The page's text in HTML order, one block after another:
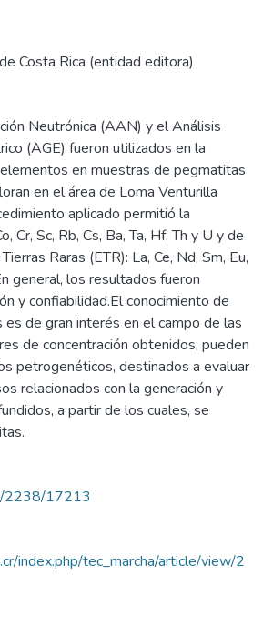
Costa Rica (entidad editora)
Neutrónica (AAN) y el Análisis
(AGE) fueron utilizados en la
en muestras de pegmatitas
en el área de Loma Venturilla
aplicado permitió la
Cr, Sc, Rb, Cs, Ba, Ta, Hf, Th y U y de
Raras (ETR): La, Ce, Nd, Sm, Eu,
general, los resultados fueron
y confiabilidad.El conocimiento de
de gran interés en el campo de las
de concentración obtenidos, pueden
petrogenéticos, destinados a evaluar
relacionados con la generación y
a partir de los cuales, se
2238/17213
index.php/tec_marcha/article/view/2